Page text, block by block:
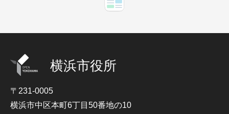
横浜市役所
〒231-0005
横浜市中区本町6丁目50番地の10